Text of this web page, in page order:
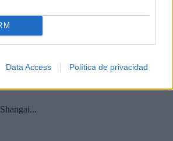
Data Access Política de privacidad